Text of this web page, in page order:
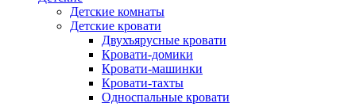
Детские комнаты
Детские кровати
Двухъярусные кровати
Кровати-домики
Кровати-машинки
Кровати-тахты
Односпальные кровати